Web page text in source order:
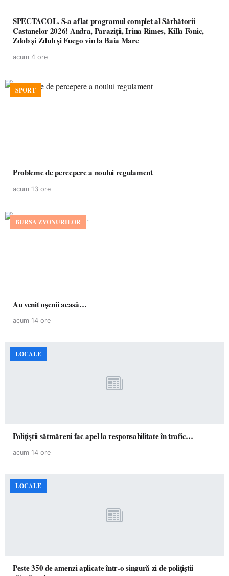
SPECTACOL. S-a aflat programul complet al Sărbătorii
Castanelor 2026! Andra, Paraziții, Irina Rimes, Killa Fonic,
Zdob și Zdub și Fuego vin la Baia Mare
acum 4 ore
SPORT
Probleme de percepere a noului regulament
acum 13 ore
BURSA ZVONURILOR
Au venit oșenii acasă…
acum 14 ore
LOCALE
Polițiștii sătmăreni fac apel la responsabilitate în trafic…
acum 14 ore
LOCALE
Peste 350 de amenzi aplicate într-o singură zi de polițiștii